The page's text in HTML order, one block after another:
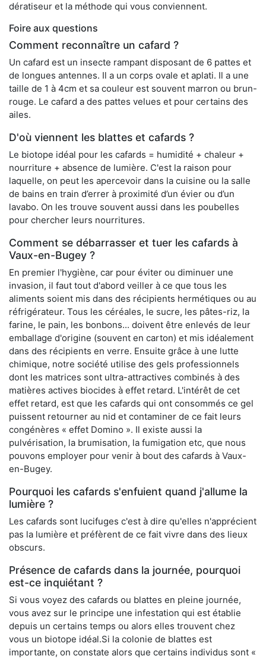
dératiseur et la méthode qui vous conviennent.
Foire aux questions
Comment reconnaître un cafard ?
Un cafard est un insecte rampant disposant de 6 pattes et
de longues antennes. Il a un corps ovale et aplati. Il a une
taille de 1 à 4cm et sa couleur est souvent marron ou brun-
rouge. Le cafard a des pattes velues et pour certains des
ailes.
D'où viennent les blattes et cafards ?
Le biotope idéal pour les cafards = humidité + chaleur +
nourriture + absence de lumière. C'est la raison pour
laquelle, on peut les apercevoir dans la cuisine ou la salle
de bains en train d’errer à proximité d’un évier ou d’un
lavabo. On les trouve souvent aussi dans les poubelles
pour chercher leurs nourritures.
Comment se débarrasser et tuer les cafards à
Vaux-en-Bugey ?
En premier l'hygiène, car pour éviter ou diminuer une
invasion, il faut tout d'abord veiller à ce que tous les
aliments soient mis dans des récipients hermétiques ou au
réfrigérateur. Tous les céréales, le sucre, les pâtes-riz, la
farine, le pain, les bonbons... doivent être enlevés de leur
emballage d'origine (souvent en carton) et mis idéalement
dans des récipients en verre. Ensuite grâce à une lutte
chimique, notre société utilise des gels professionnels
dont les matrices sont ultra-attractives combinés à des
matières actives biocides à effet retard. L'intérêt de cet
effet retard, est que les cafards qui ont consommés ce gel
puissent retourner au nid et contaminer de ce fait leurs
congénères « effet Domino ». Il existe aussi la
pulvérisation, la brumisation, la fumigation etc, que nous
pouvons employer pour venir à bout des cafards à Vaux-
en-Bugey.
Pourquoi les cafards s'enfuient quand j'allume la
lumière ?
Les cafards sont lucifuges c'est à dire qu'elles n'apprécient
pas la lumière et préfèrent de ce fait vivre dans des lieux
obscurs.
Présence de cafards dans la journée, pourquoi
est-ce inquiétant ?
Si vous voyez des cafards ou blattes en pleine journée,
vous avez sur le principe une infestation qui est établie
depuis un certains temps ou alors elles trouvent chez
vous un biotope idéal.Si la colonie de blattes est
importante, on constate alors que certains individus sont «